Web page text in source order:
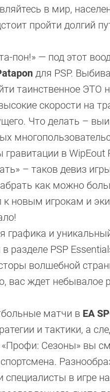
в мир,
пройти долгий
пон!» — под этот
для PSP.
таинственное
скорости на
Что делать –
в WipEout
– таков девиз
как можно
к новым игрокам и
и
разделе PSP
волшебной
вас ждет
матчи в EA
и тактики, а
Сезоны» вы
в игре